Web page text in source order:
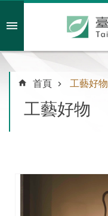
會員註冊/登入
首頁 工藝好物
工藝好物